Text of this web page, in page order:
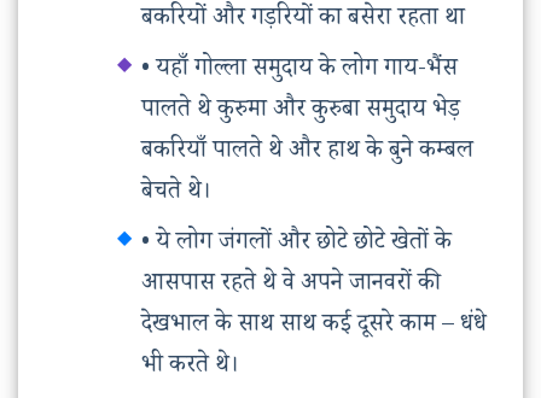
बकरियों और गड़रियों का बसेरा रहता था
• यहाँ गोल्ला समुदाय के लोग गाय-भैंस
पालते थे कुरुमा और कुरुबा समुदाय भेड़
बकरियाँ पालते थे और हाथ के बुने कम्बल
बेचते थे।
• ये लोग जंगलों और छोटे छोटे खेतों के
आसपास रहते थे वे अपने जानवरों की
देखभाल के साथ साथ कई दूसरे काम – धंधे
भी करते थे।